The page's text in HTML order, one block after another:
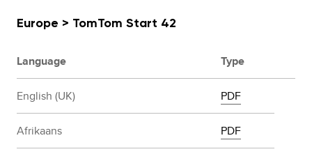
Europe > TomTom Start 42
Language Type
English (UK) PDF
Afrikaans PDF